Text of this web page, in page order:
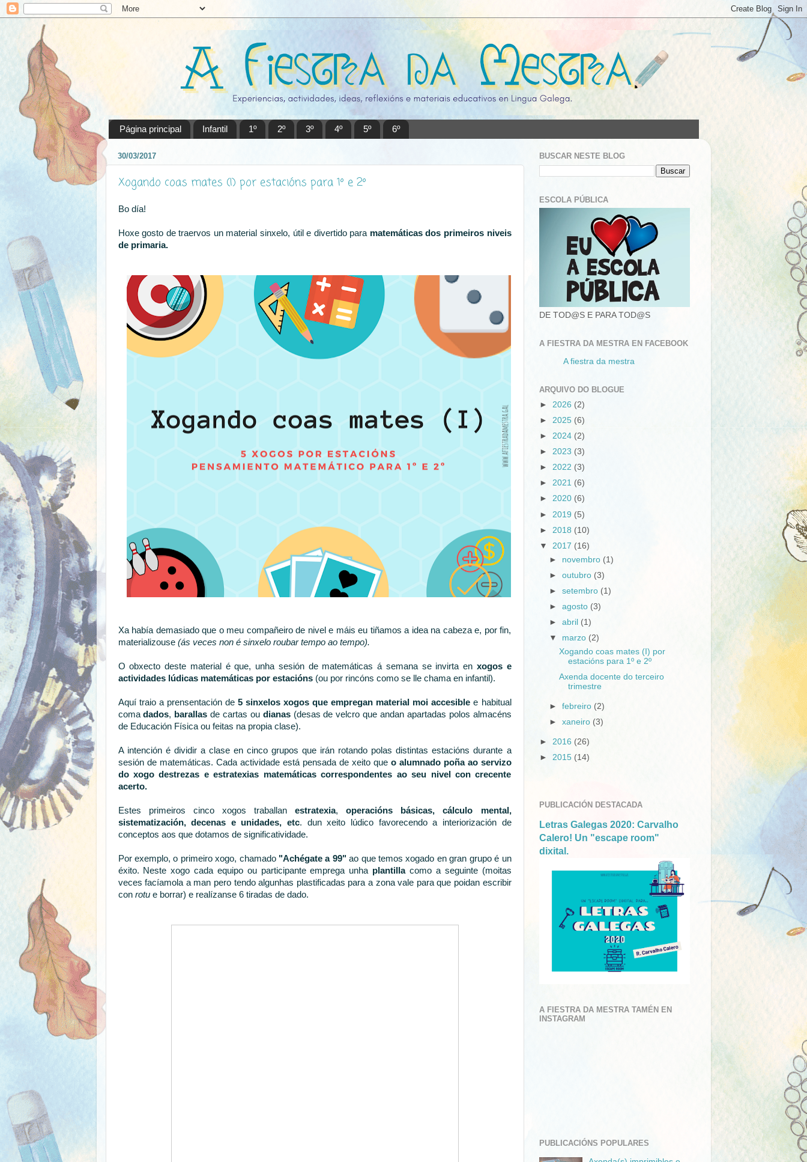
Página principal Infantil 1º 2º 3º 4º 5º 6º
30/03/2017
Xogando coas mates (I) por estacións para 1º e 2º
Bo día!
Hoxe gosto de traervos un material sinxelo, útil e divertido para matemáticas dos primeiros niveis
de primaria.
Xa había demasiado que o meu compañeiro de nivel e máis eu tiñamos a idea na cabeza e, por fin,
materializouse (ás veces non é sinxelo roubar tempo ao tempo).
O obxecto deste material é que, unha sesión de matemáticas á semana se invirta en xogos e
actividades lúdicas matemáticas por estacións(ou por rincóns como se lle chama en infantil).
Aquí traio a prensentación de 5 sinxelos xogos que empregan material moi accesible e habitual
comadados, barallas de cartas ou dianas(desas de velcro que andan apartadas polos almacéns
de Educación Física ou feitas na propia clase).
A intención é dividir a clase en cinco grupos que irán rotando polas distintas estacións durante a
sesión de matemáticas. Cada actividade está pensada de xeito que o alumnado poña ao servizo
do xogo destrezas e estratexias matemáticas correspondentes ao seu nivel con crecente
acerto.
Estes primeiros cinco xogos traballanestratexia,operacións básicas, cálculo mental,
sistematización, decenas e unidades, etc. dun xeito lúdico favorecendo a interiorización de
conceptos aos que dotamos de significatividade.
Por exemplo, o primeiro xogo, chamado "Achégate a 99"ao que temos xogado en gran grupo é un
éxito. Neste xogo cada equipo ou participante emprega unha plantillacomo a seguinte (moitas
veces facíamola a man pero tendo algunhas plastificadas para a zona vale para que poidan escribir
con rotue borrar) e realízanse 6 tiradas de dado.
BUSCAR NESTE BLOG
ESCOLA PÚBLICA
DE TOD@S E PARA TOD@S
A FIESTRA DA MESTRA EN FACEBOOK
A fiestra da mestra
ARQUIVO DO BLOGUE
► 2026 (2)
► 2025 (6)
► 2024 (2)
► 2023 (3)
► 2022 (3)
► 2021 (6)
► 2020 (6)
► 2019 (5)
► 2018 (10)
▼ 2017 (16)
► novembro (1)
► outubro (3)
► setembro (1)
► agosto (3)
► abril (1)
▼ marzo (2)
Xogando coas mates (I) por
estacións para 1º e 2º
Axenda docente do terceiro
trimestre
► febreiro (2)
► xaneiro (3)
► 2016 (26)
► 2015 (14)
PUBLICACIÓN DESTACADA
Letras Galegas 2020: Carvalho
Calero! Un "escape room"
dixital.
A FIESTRA DA MESTRA TAMÉN EN
INSTAGRAM
PUBLICACIÓNS POPULARES